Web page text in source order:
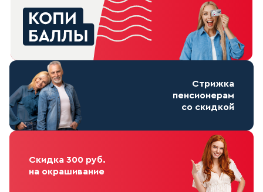
Стрижка
пенсионерам
со скидкой
Скидка 300 руб.
на окрашивание